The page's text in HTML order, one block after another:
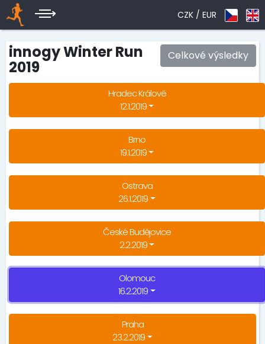
CZK / EUR
Celkové výsledky
innogy Winter Run
2019
Hradec Králové
12.1.2019
Brno
19.1.2019
Ostrava
26.1.2019
České Budějovice
2.2.2019
Olomouc
16.2.2019
Praha
23.2.2019